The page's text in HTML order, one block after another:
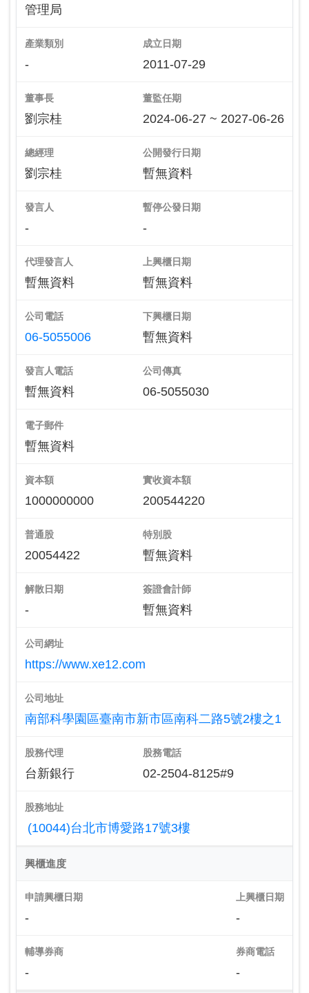
管理局
產業類別
-
成立日期
2011-07-29
董事長
劉宗桂
董監任期
2024-06-27 ~ 2027-06-26
總經理
劉宗桂
公開發行日期
暫無資料
發言人
-
暫停公發日期
-
代理發言人
暫無資料
上興櫃日期
暫無資料
公司電話
06-5055006
下興櫃日期
暫無資料
發言人電話
暫無資料
公司傳真
06-5055030
電子郵件
暫無資料
資本額
1000000000
實收資本額
200544220
普通股
20054422
特別股
暫無資料
解散日期
-
簽證會計師
暫無資料
公司網址
https://www.xe12.com
公司地址
南部科學園區臺南市新市區南科二路5號2樓之1
股務代理
台新銀行
股務電話
02-2504-8125#9
股務地址
(10044)台北市博愛路17號3樓
興櫃進度
申請興櫃日期
-
上興櫃日期
-
輔導券商
-
券商電話
-